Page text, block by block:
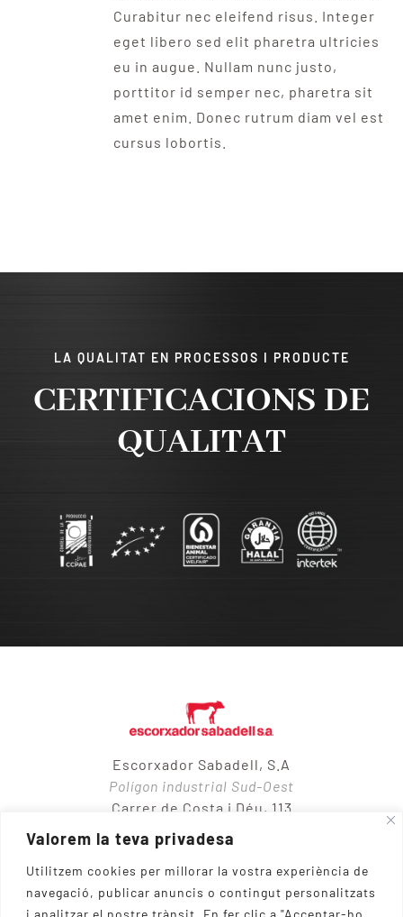
Valorem la teva privadesa
Utilitzem cookies per millorar la vostra experiència de
navegació, publicar anuncis o contingut personalitzats
i analitzar el nostre trànsit.
En fer clic a "Acceptar-ho
Curabitur nec eleifend risus. Integer
eget libero sed elit pharetra ultricies
eu in augue. Nullam nunc justo,
porttitor id semper nec, pharetra sit
amet enim. Donec rutrum diam vel est
cursus lobortis.
LA QUALITAT EN PROCESSOS I PRODUCTE
CERTIFICACIONS DE
QUALITAT
Escorxador Sabadell, S.A
Polígon industrial Sud-Oest
Carrer de Costa i Déu, 113
08205 – Sabadell
937 10 65 50